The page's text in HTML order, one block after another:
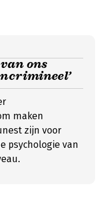
ons
maken
zijn voor
psychologie van